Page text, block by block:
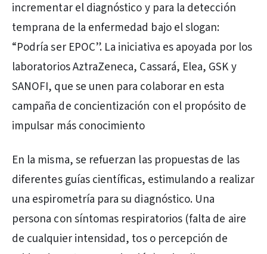
incrementar el diagnóstico y para la detección
temprana de la enfermedad bajo el slogan:
“Podría ser EPOC”. La iniciativa es apoyada por los
laboratorios AztraZeneca, Cassará, Elea, GSK y
SANOFI, que se unen para colaborar en esta
campaña de concientización con el propósito de
impulsar más conocimiento
En la misma, se refuerzan las propuestas de las
diferentes guías científicas, estimulando a realizar
una espirometría para su diagnóstico. Una
persona con síntomas respiratorios (falta de aire
de cualquier intensidad, tos o percepción de